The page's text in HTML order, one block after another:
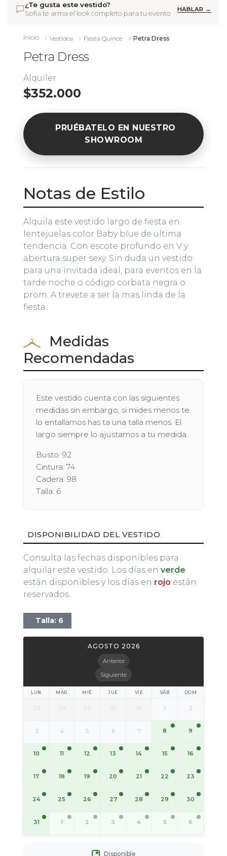
¿Te gusta este vestido?
Sofía te arma el look completo para tu evento
HABLAR →
Inicio Vestidos Fiesta Quince Petra Dress
Petra Dress
Alquiler
$352.000
PRUÉBATELO EN NUESTRO
SHOWROOM
Notas de Estilo
Alquila este vestido largo de fiesta en
lentejuelas color Baby blue de ultima
tendencia. Con escote profundo en V y
abertura super sexy. Sin duda un vestido
para una invitada ideal, para eventos en la
tarde noche o código corbata negra o
prom. A trevete a ser la mas linda de la
fiesta.
Medidas
Recomendadas
Este vestido cuenta con las siguientes
medidas sin embargo, si mides menos te
lo entallamos has ta una talla menos. El
largo siempre lo ajustamos a tu medida.
Busto: 92
Cintura: 74
Cadera: 98
Talla: 6
DISPONIBILIDAD DEL VESTIDO
Consulta las fechas disponibles para
alquilar este vestido. Los días en verde
están disponibles y los días en rojo están
reservados.
Talla: 6
Anterior
AGOSTO 2026
Siguiente
LUN MAR MIÉ JUE VIE SÁB DOM
27 28 29 30 31 1 2
3 4 5 6 7 8 9
10 11 12 13 14 15 16
17 18 19 20 21 22 23
24 25 26 27 28 29 30
31 1 2 3 4 5 6
Disponible